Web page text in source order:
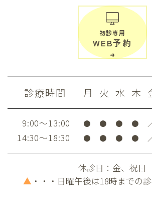
初診専用
WEB予約
診療時間 月 火 水 木
9:00～13:00 ● ● ● ●
14:30～18:30 ● ● ● ●
休診日：金、祝日
▲ ・・・日曜午後は18時までの